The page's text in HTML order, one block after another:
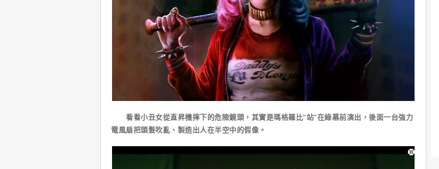
看看小丑女從直昇機摔下的危險鏡頭，其實是瑪格羅比“站”在綠幕前演出，後面一台強力
電風扇把頭髮吹亂、製造出人在半空中的假像。